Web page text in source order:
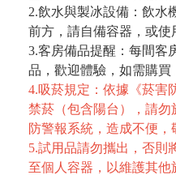
2.飲水與製冰設備：飲水
前方，請自備容器，或使
3.客房備品提醒：每間客
品，歡迎體驗，如需購買
4.吸菸規定：依據《菸害
禁菸（包含陽台），請
防警報系統，造成不便，
5.試用品請勿攜出，否則
至個人容器，以維護其他